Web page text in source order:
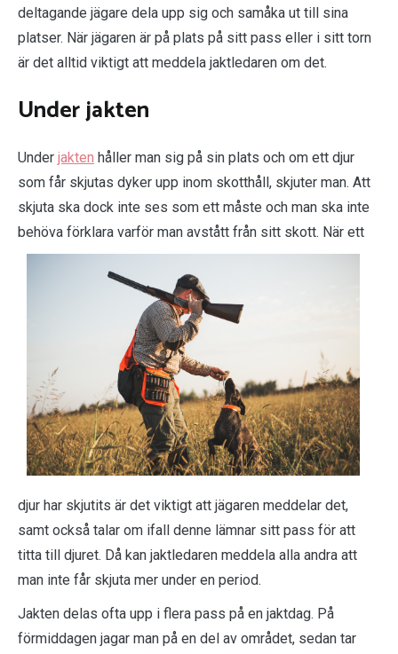
deltagande jägare dela upp sig och samåka ut till sina
platser. När jägaren är på plats på sitt pass eller i sitt torn
är det alltid viktigt att meddela jaktledaren om det.
Under jakten
Under jakten håller man sig på sin plats och om ett djur
som får skjutas dyker upp inom skotthåll, skjuter man. Att
skjuta ska dock inte ses som ett måste och man ska inte
behöva förklara varför man avstått från sitt skott. När ett
djur har skjutits är det viktigt att jägaren meddelar det,
samt också talar om ifall denne lämnar sitt pass för att
titta till djuret. Då kan jaktledaren meddela alla andra att
man inte får skjuta mer under en period.
Jakten delas ofta upp i flera pass på en jaktdag. På
förmiddagen jagar man på en del av området, sedan tar